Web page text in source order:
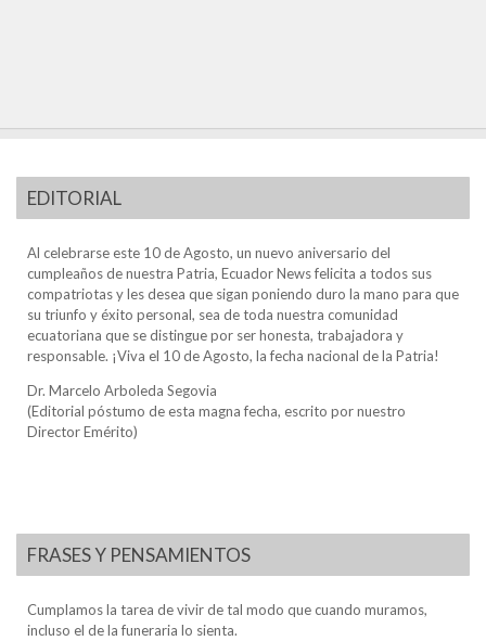
EDITORIAL
Al celebrarse este 10 de Agosto, un nuevo aniversario del
cumpleaños de nuestra Patria, Ecuador News felicita a todos sus
compatriotas y les desea que sigan poniendo duro la mano para que
su triunfo y éxito personal, sea de toda nuestra comunidad
ecuatoriana que se distingue por ser honesta, trabajadora y
responsable. ¡Viva el 10 de Agosto, la fecha nacional de la Patria!
Dr. Marcelo Arboleda Segovia
(Editorial póstumo de esta magna fecha, escrito por nuestro
Director Emérito)
FRASES Y PENSAMIENTOS
Cumplamos la tarea de vivir de tal modo que cuando muramos,
incluso el de la funeraria lo sienta.